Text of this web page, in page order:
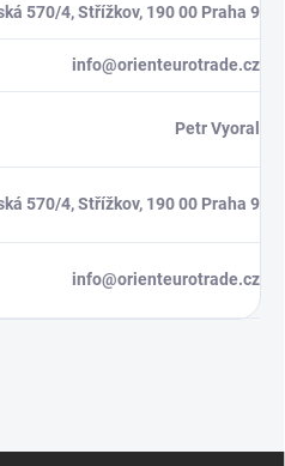
570/4, Střížkov, 190 00 Praha 9
info@orienteurotrade.cz
Petr Vyoral
570/4, Střížkov, 190 00 Praha 9
info@orienteurotrade.cz